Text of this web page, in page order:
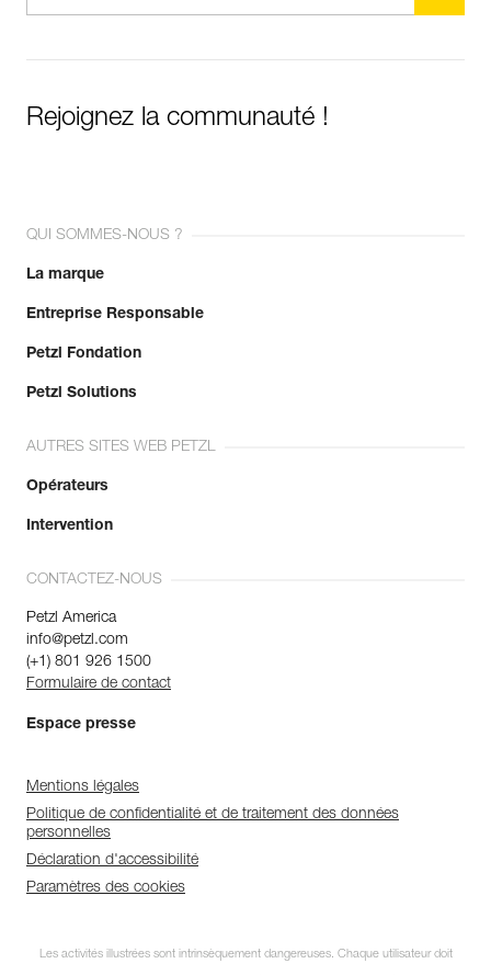
Rejoignez la communauté !
QUI SOMMES-NOUS ?
La marque
Entreprise Responsable
Petzl Fondation
Petzl Solutions
AUTRES SITES WEB PETZL
Opérateurs
Intervention
CONTACTEZ-NOUS
Petzl America
info@petzl.com
(+1) 801 926 1500
Formulaire de contact
Espace presse
Mentions légales
Politique de confidentialité et de traitement des données
personnelles
Déclaration d'accessibilité
Paramètres des cookies
Les activités illustrées sont intrinsèquement dangereuses. Chaque utilisateur doit